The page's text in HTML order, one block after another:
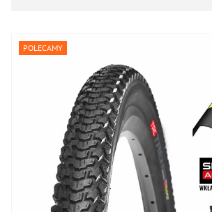
Opony 29
Opony 27
Opony 700
opony 650
Opony 26
POLECAMY